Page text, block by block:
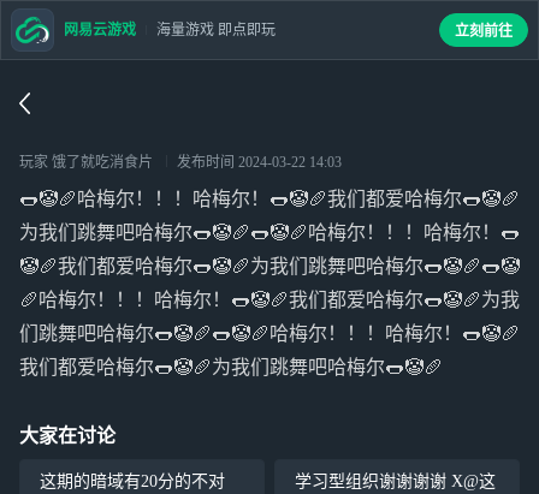
玩家 饿了就吃消食片 发布时间 2024-03-22 14:03
🌭🤡🥖哈梅尔！！！哈梅尔！🌭🤡🥖我们都爱哈梅尔🌭🤡🥖
为我们跳舞吧哈梅尔🌭🤡🥖🌭🤡🥖哈梅尔！！！哈梅尔！🌭
🤡🥖我们都爱哈梅尔🌭🤡🥖为我们跳舞吧哈梅尔🌭🤡🥖🌭🤡
🥖哈梅尔！！！哈梅尔！🌭🤡🥖我们都爱哈梅尔🌭🤡🥖为我
们跳舞吧哈梅尔🌭🤡🥖🌭🤡🥖哈梅尔！！！哈梅尔！🌭🤡🥖
我们都爱哈梅尔🌭🤡🥖为我们跳舞吧哈梅尔🌭🤡🥖
大家在讨论
这期的暗域有20分的不对
学习型组织谢谢谢谢 X@这
网易云游戏 海量游戏 即点即玩 立刻前往